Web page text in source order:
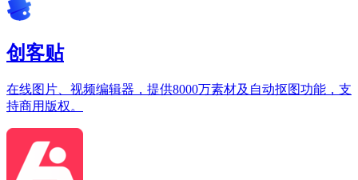
创客贴
在线图片、视频编辑器，提供8000万素材及自动抠图功能，支
持商用版权。